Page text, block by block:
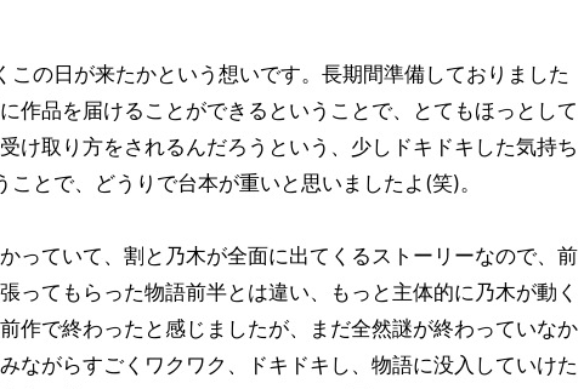
の日が来たかという想いです。長期間準備しておりました
作品を届けることができるということで、とてもほっとして
け取り方をされるんだろうという、少しドキドキした気持ち
とで、どうりで台本が重いと思いましたよ(笑)。
っていて、割と乃木が全面に出てくるストーリーなので、前
ってもらった物語前半とは違い、もっと主体的に乃木が動く
作で終わったと感じましたが、まだ全然謎が終わっていなか
ながらすごくワクワク、ドキドキし、物語に没入していけた